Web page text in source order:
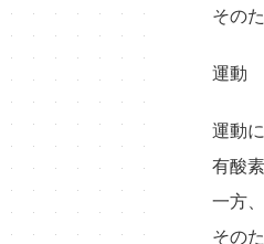
その
運動
運動
有酸
一方
その